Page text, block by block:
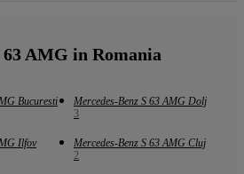
63 AMG in Romania
Bucuresti
Mercedes-Benz S 63 AMG Dolj
3
Ilfov
Mercedes-Benz S 63 AMG Cluj
2